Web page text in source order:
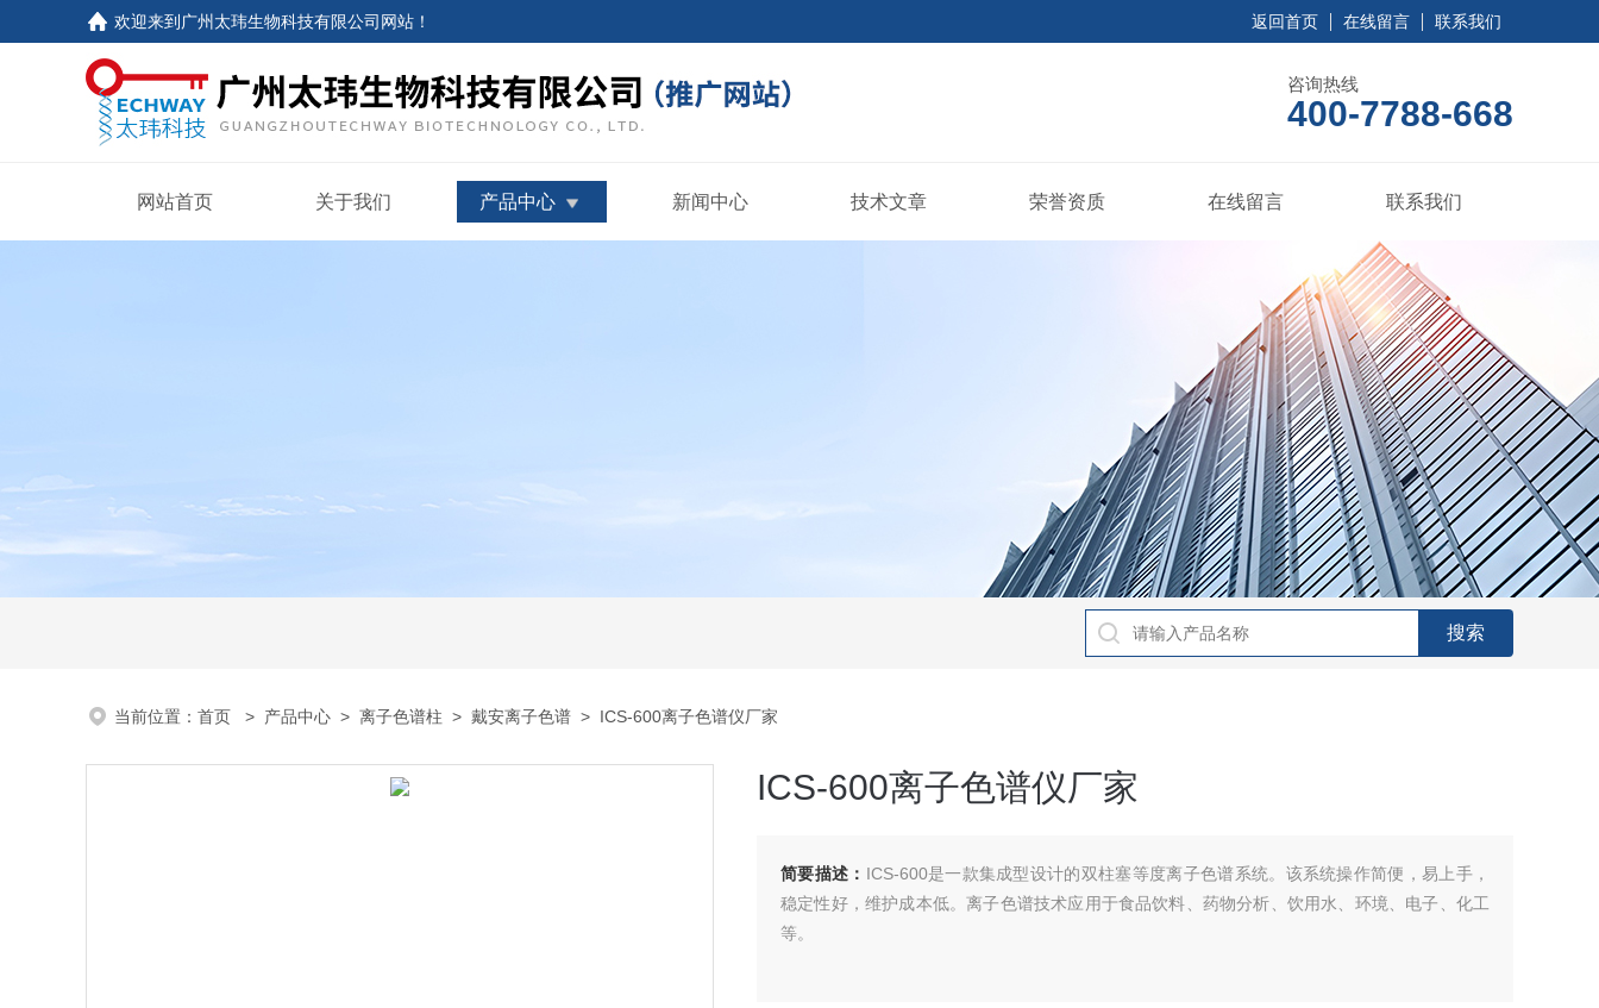
欢迎来到 广州太玮生物科技有限公司网站 ！ 返回首页 在线留言 联系我们
咨询热线
400-7788-668
网站首页 关于我们 产品中心 新闻中心 技术文章 荣誉资质 在线留言 联系我们
当前位置： 首页 > 产品中心 > 离子色谱柱 > 戴安离子色谱 > ICS-600离子色谱仪厂家
ICS-600离子色谱仪厂家
简要描述： ICS-600是一款集成型设计的双柱塞等度离子色谱系统。该系统操作简便，易上手，
稳定性好，维护成本低。离子色谱技术应用于食品饮料、药物分析、饮用水、环境、电子、化工
等。